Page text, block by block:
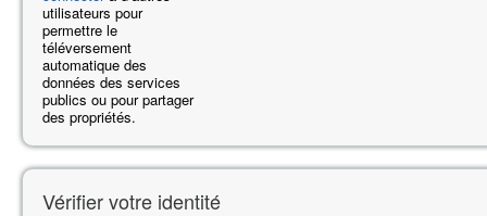
utilisateurs pour
permettre le
téléversement
automatique des
données des services
publics ou pour partager
des propriétés.
Vérifier votre identité